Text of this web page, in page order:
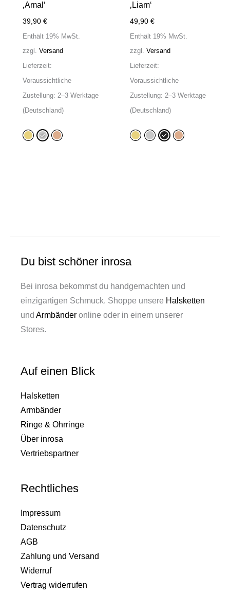
‚Amal‘
39,90 €
Enthält 19% MwSt.
zzgl. Versand
Lieferzeit:
Voraussichtliche
Zustellung: 2–3 Werktage
(Deutschland)
‚Liam‘
49,90€
Enthält 19% MwSt.
zzgl.Versand
Lieferzeit:
Voraussichtliche
Zustellung: 2–3 Werktage
(Deutschland)
Du bist schöner inrosa
Bei inrosa bekommst du handgemachten und
einzigartigen Schmuck. Shoppe unsere Halsketten
und Armbänder online oder in einem unserer
Stores.
Auf einen Blick
Halsketten
Armbänder
Ringe & Ohrringe
Über inrosa
Vertriebspartner
Rechtliches
Impressum
Datenschutz
AGB
Zahlung und Versand
Widerruf
Vertrag widerrufen